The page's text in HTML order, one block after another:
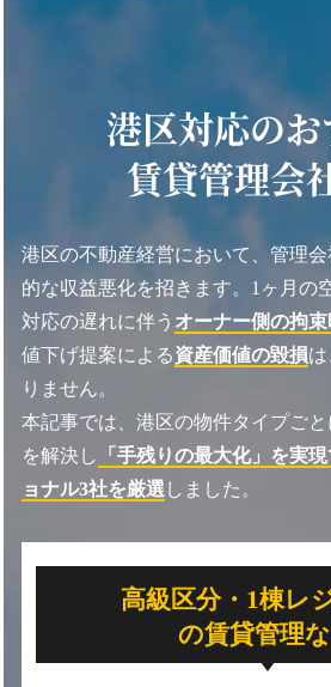
港区対応の
賃貸管理会
港区の不動産経営において、管理
的な収益悪化を招きます。1ヶ月の
対応の遅れに伴う オーナー側の拘束
値下げ提案による資産価値の毀損
りません。
本記事では、港区の物件タイプご
を解決し
「手残りの最大化」を実
ョナル3社を厳選 しました。
高級区分・1棟レ
の賃貸管理